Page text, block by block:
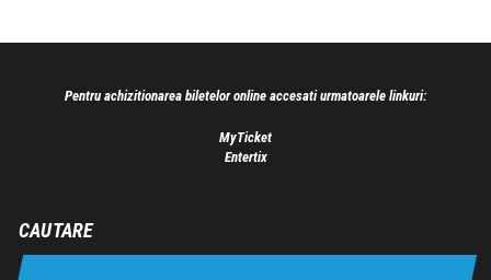
Pentru achizitionarea biletelor online accesati urmatoarele linkuri:
MyTicket
Entertix
CAUTARE